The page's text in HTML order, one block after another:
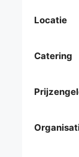
Locatie
Catering